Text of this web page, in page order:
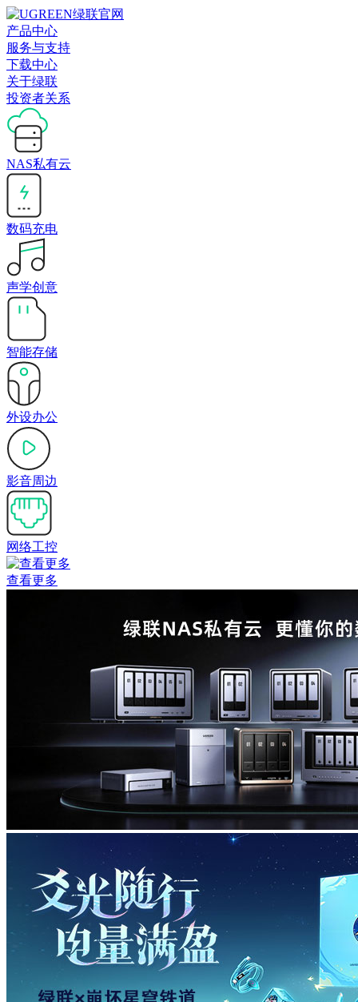
产品中心
服务与支持
下载中心
关于绿联
投资者关系
NAS私有云
数码充电
声学创意
智能存储
外设办公
影音周边
网络工控
查看更多